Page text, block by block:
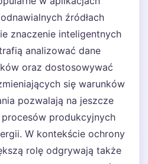
źródłach
znaczenie inteligentnych
analizować dane
oraz dostosowywać
się warunków
pozwalają na jeszcze
produkcyjnych
W kontekście ochrony
rolę odgrywają także